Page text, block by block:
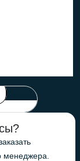
менеджера.